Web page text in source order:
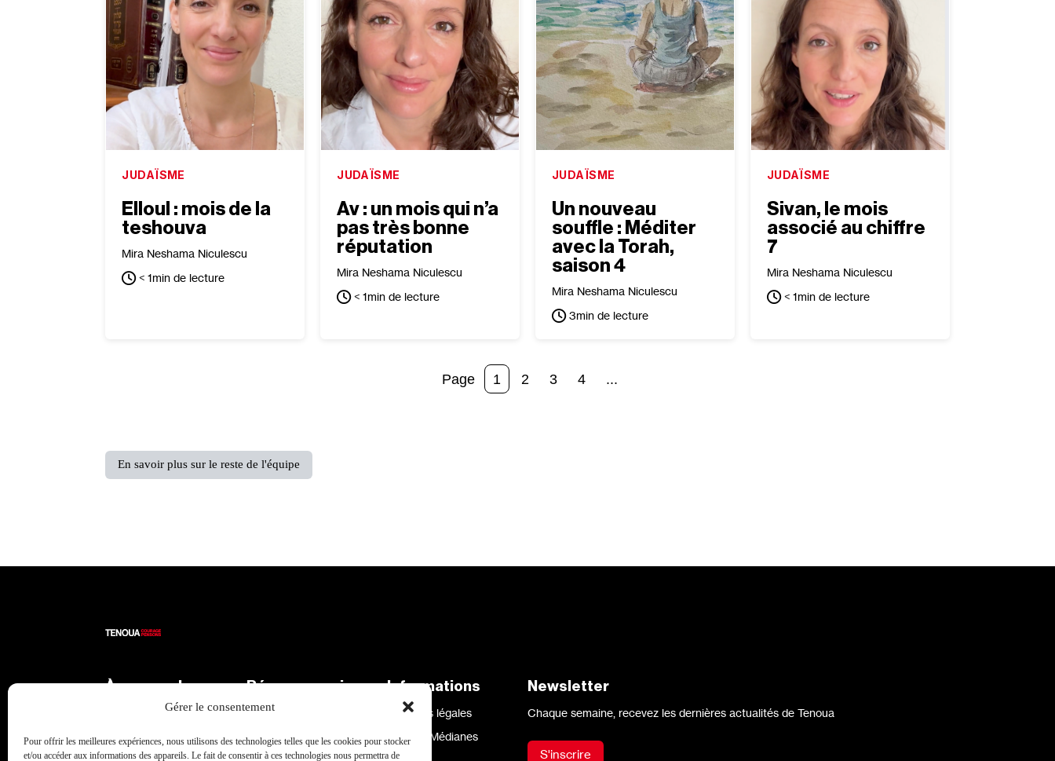
Gérer le consentement
Pour offrir les meilleures expériences, nous utilisons des technologies telles que les cookies pour stocker
et/ou accéder aux informations des appareils. Le fait de consentir à ces technologies nous permettra de
JUDAÏSME
Elloul : mois de la
teshouva
Mira Neshama Niculescu
< 1min de lecture
JUDAÏSME
Av : un mois qui n’a
pas très bonne
réputation
Mira Neshama Niculescu
< 1min de lecture
JUDAÏSME
Un nouveau
souffle : Méditer
avec la Torah,
saison 4
Mira Neshama Niculescu
3min de lecture
JUDAÏSME
Sivan, le mois
associé au chiffre
7
Mira Neshama Niculescu
< 1min de lecture
1 2 3 4 ...
En savoir plus sur le reste de l'équipe
À propos de
L'équipe
Réseaux sociaux
X
Facebook
Informations
Mentions légales
Site par Médianes
Newsletter
Chaque semaine, recevez les dernières actualités de Tenoua
S'inscrire